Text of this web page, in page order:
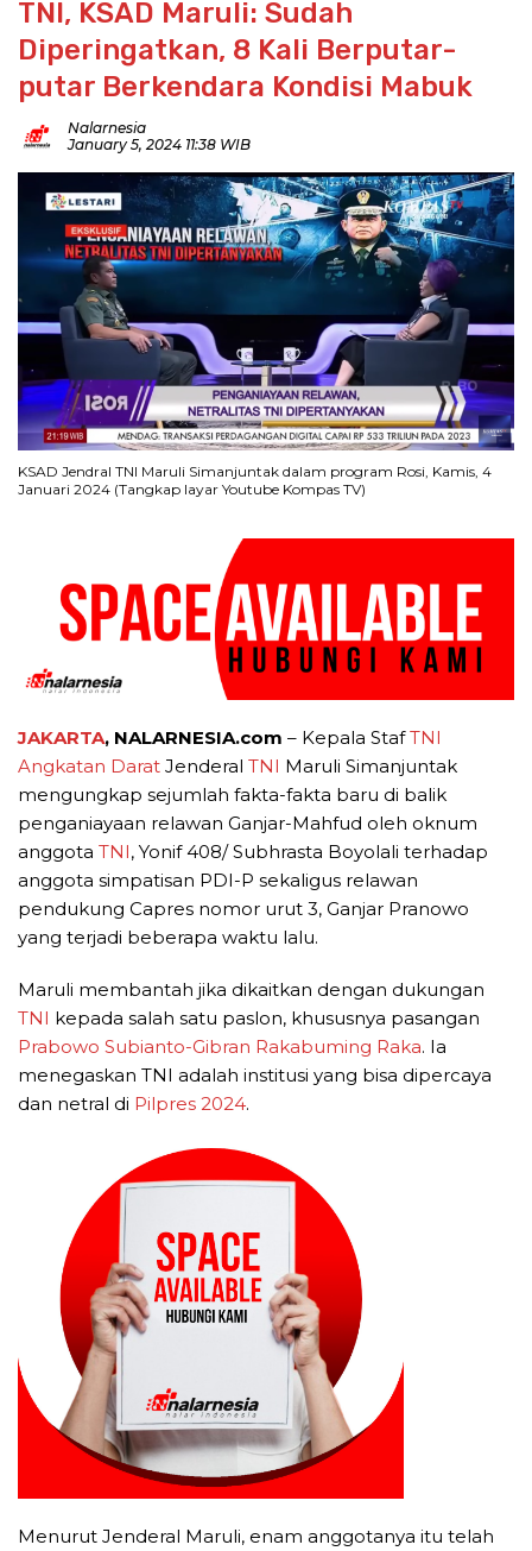
TNI, KSAD Maruli: Sudah
Diperingatkan, 8 Kali Berputar-
putar Berkendara Kondisi Mabuk
Nalarnesia
January 5, 2024 11:38 WIB
KSAD Jendral TNI Maruli Simanjuntak dalam program Rosi, Kamis, 4
Januari 2024 (Tangkap layar Youtube Kompas TV)
JAKARTA, NALARNESIA.com – Kepala StafTNI
Angkatan Darat Jenderal TNI Maruli Simanjuntak
mengungkap sejumlah fakta-fakta baru di balik
penganiayaan relawan Ganjar-Mahfud oleh oknum
anggota TNI, Yonif 408/ Subhrasta Boyolali terhadap
anggota simpatisan PDI-P sekaligus relawan
pendukung Capres nomor urut 3, Ganjar Pranowo
yang terjadi beberapa waktu lalu.
Maruli membantah jika dikaitkan dengan dukungan
TNI kepada salah satu paslon, khususnya pasangan
Prabowo Subianto-Gibran Rakabuming Raka. Ia
menegaskan TNI adalah institusi yang bisa dipercaya
dan netral di Pilpres 2024.
Menurut Jenderal Maruli, enam anggotanya itu telah